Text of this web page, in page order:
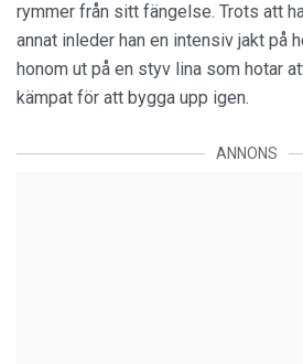
rymmer från sitt fängelse. Trots att
annat inleder han en intensiv jakt på
honom ut på en styv lina som hotar
kämpat för att bygga upp igen.
ANNONS